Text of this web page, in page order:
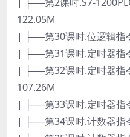
122.05M
| ├──第30课时.位逻辑指
| ├──第31课时.定时器指
| ├──第32课时.定时器指
107.26M
| ├──第33课时.定时器指
| ├──第34课时.计数器指